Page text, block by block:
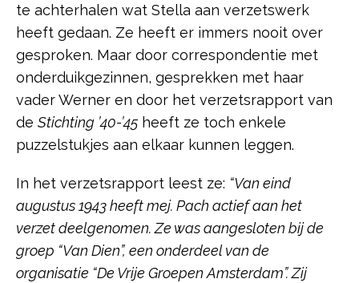
te achterhalen wat Stella aan verzetswerk
heeft gedaan. Ze heeft er immers nooit over
gesproken. Maar door correspondentie met
onderduikgezinnen, gesprekken met haar
vader Werner en door het verzetsrapport van
de Stichting ’40-’45 heeft ze toch enkele
puzzelstukjes aan elkaar kunnen leggen.
In het verzetsrapport leest ze: “Van eind
augustus 1943 heeft mej. Pach actief aan het
verzet deelgenomen. Ze was aangesloten bij de
groep “Van Dien”, een onderdeel van de
organisatie “De Vrije Groepen Amsterdam”. Zij